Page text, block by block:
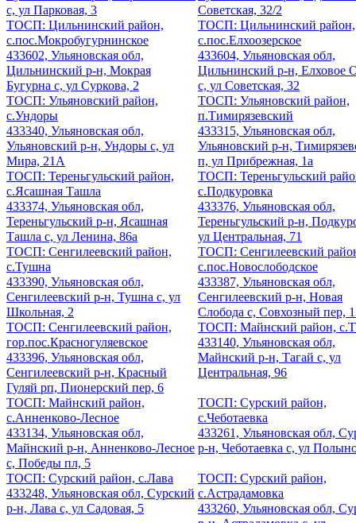
с, ул Парковая, 3
Советская, 32/2
ТОСП: Цильнинский район,
с.пос.Мокробугурнинское
433602, Ульяновская обл,
Цильнинский р-н, Мокрая
Бугурна с, ул Суркова, 2
ТОСП: Цильнинский район,
с.пос.Елхоозерское
433604, Ульяновская обл,
Цильнинский р-н, Елховое
с, ул Советская, 32
ТОСП: Ульяновский район,
с.Ундоры
433340, Ульяновская обл,
Ульяновский р-н, Ундоры с, ул
Мира, 21А
ТОСП: Ульяновский район,
п.Тимирязевский
433315, Ульяновская обл,
Ульяновский р-н,
п, ул Прибрежная, 1а
ТОСП: Тереньгульский район,
с.Ясашная Ташла
433374, Ульяновская обл,
Тереньгульский р-н, Ясашная
Ташла с, ул Ленина, 86а
ТОСП: Тереньгульский
с.Подкуровка
433376, Ульяновская обл,
Тереньгульский р-н,
ул Центральная, 71
ТОСП: Сенгилеевский район,
с.Тушна
433390, Ульяновская обл,
Сенгилеевский р-н, Тушна с, ул
Школьная, 2
ТОСП: Сенгилеевский
с.пос.Новослободское
433387, Ульяновская обл,
Сенгилеевский р-н, Новая
Слобода с, Совхозный пер,
ТОСП: Сенгилеевский район,
гор.пос.Красногуляевское
433396, Ульяновская обл,
Сенгилеевский р-н, Красный
Гуляй рп, Пионерский пер, 6
ТОСП: Майнский район,
433140, Ульяновская обл,
Майнский р-н, Тагай с, ул
Центральная, 96
ТОСП: Майнский район,
с.Анненково-Лесное
433134, Ульяновская обл,
Майнский р-н, Анненково-Лесное
с, Победы пл, 5
ТОСП: Сурский район,
с.Чеботаевка
433261, Ульяновская обл,
р-н, Чеботаевка с, ул
ТОСП: Сурский район, с.Лава
433248, Ульяновская обл, Сурский
р-н, Лава с, ул Садовая, 5
ТОСП: Сурский район,
с.Астрадамовка
433260, Ульяновская обл,